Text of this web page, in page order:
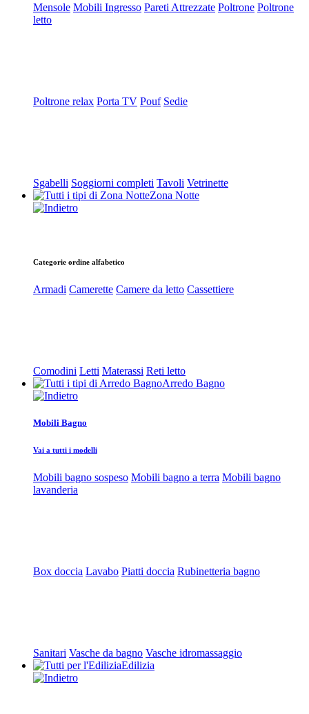
Mensole Mobili Ingresso Pareti Attrezzate Poltrone Poltrone
letto
Poltrone relax Porta TV Pouf Sedie
Sgabelli Soggiorni completi Tavoli Vetrinette
Zona Notte
Categorie ordine alfabetico
Armadi Camerette Camere da letto Cassettiere
Comodini Letti Materassi Reti letto
Arredo Bagno
Mobili Bagno
Vai a tutti i modelli
Mobili bagno sospeso Mobili bagno a terra Mobili bagno
lavanderia
Box doccia Lavabo Piatti doccia Rubinetteria bagno
Sanitari Vasche da bagno Vasche idromassaggio
Edilizia